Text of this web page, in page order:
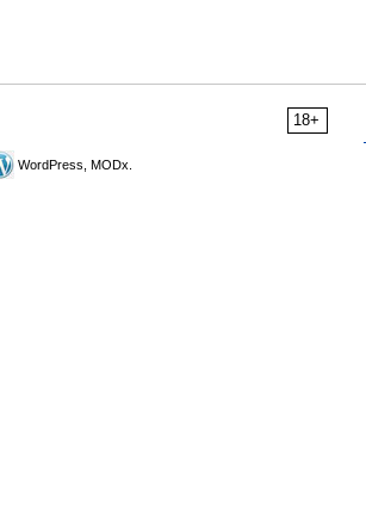
18+
WordPress, MODx.